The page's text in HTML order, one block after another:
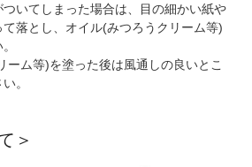
いてしまった場合は、目の細かい紙や
落とし、オイル(みつろうクリーム等)
ーム等)を塗った後は風通しの良いとこ
。
＞